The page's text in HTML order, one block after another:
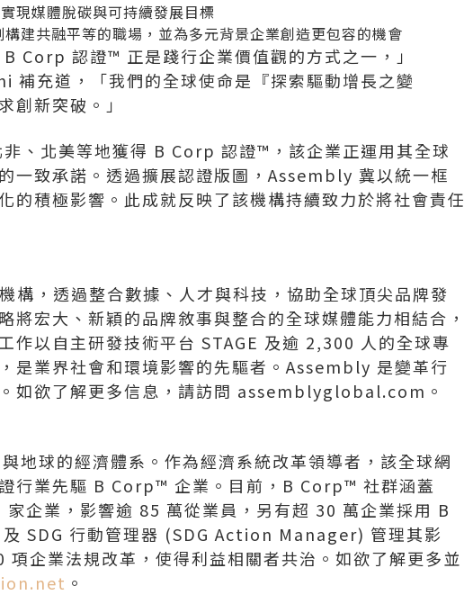
現媒體脫碳與可持續發展目標
構建共融平等的職場，並為多元背景企業創造更包容的機會
Corp 認證™ 正是踐行企業價值觀的方式之一，」
補充道，「我們的全球使命是『探索驅動增長之變
創新突破。」
、北美等地獲得 B Corp 認證™，該企業正運用其全球
一致承諾。透過擴展認證版圖，Assembly 冀以統一框
的積極影響。此成就反映了該機構持續致力於將社會責任
構，透過整合數據、人才與科技，協助全球頂尖品牌發
將宏大、新穎的品牌敘事與整合的全球媒體能力相結合，
作以自主研發技術平台 STAGE 及逾 2,300 人的全球專
是業界社會和環境影響的先驅者。Assembly 是變革行
如欲了解更多信息，請訪問 assemblyglobal.com。
地球的經濟體系。作為經濟系統改革領導者，該全球網
行業先驅 B Corp™ 企業。目前，B Corp™ 社群涵蓋
企業，影響逾 85 萬從業員，另有超 30 萬企業採用 B
SDG 行動管理器 (SDG Action Manager) 管理其影
企業法規改革，使得利益相關者共治。如欲了解更多並
。